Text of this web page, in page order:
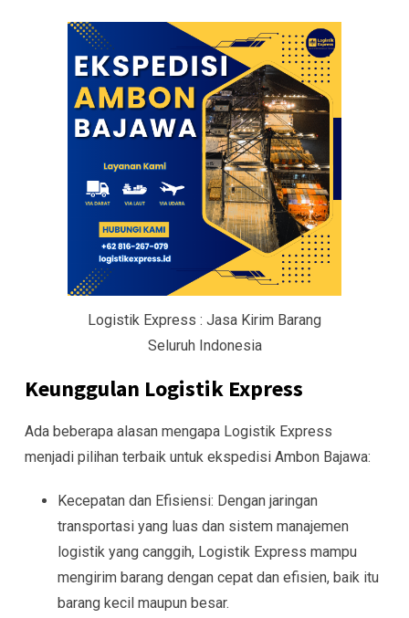
Logistik Express : Jasa Kirim Barang
Seluruh Indonesia
Keunggulan Logistik Express
Ada beberapa alasan mengapa Logistik Express
menjadi pilihan terbaik untuk ekspedisi Ambon Bajawa:
Kecepatan dan Efisiensi: Dengan jaringan
transportasi yang luas dan sistem manajemen
logistik yang canggih, Logistik Express mampu
mengirim barang dengan cepat dan efisien, baik itu
barang kecil maupun besar.